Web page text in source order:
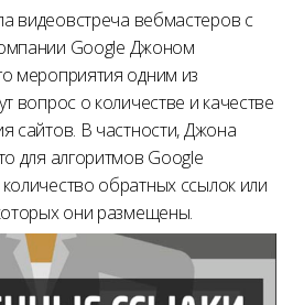
видеовстреча вебмастеров с
Google Джоном
мероприятия одним из
вопрос о количестве и качестве
сайтов. В частности, Джона
для алгоритмов Google
обратных ссылок или
они размещены.